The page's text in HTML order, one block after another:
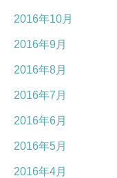
2016年10月
2016年9月
2016年8月
2016年7月
2016年6月
2016年5月
2016年4月